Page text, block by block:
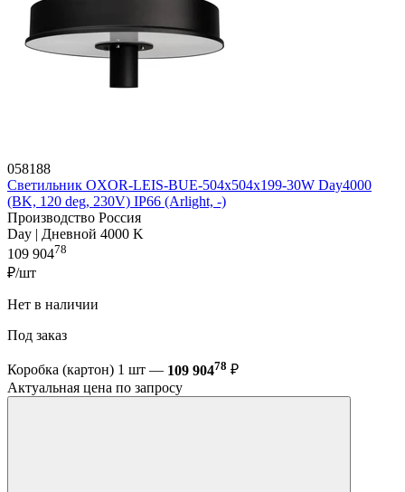
058188
Светильник OXOR-LEIS-BUE-504x504x199-30W Day4000
(BK, 120 deg, 230V) IP66 (Arlight, -)
Производство Россия
Day | Дневной 4000 K
109 90478
₽/шт
Нет в наличии
Под заказ
Коробка (картон) 1 шт — 109 90478 ₽
Актуальная цена по запросу